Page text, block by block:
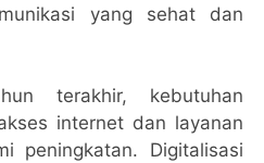
yang sehat dan
terakhir, kebutuhan
internet dan layanan
peningkatan. Digitalisasi